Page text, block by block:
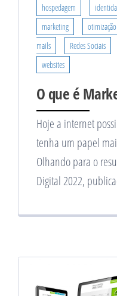
hospedagem
marketing
mails
Redes Sociais
websites
O que é
Hoje a internet
tenha um papel
Olhando para o
Digital 2022,